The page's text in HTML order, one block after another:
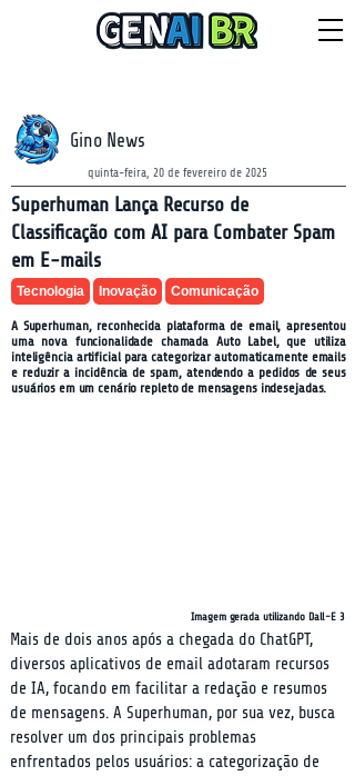
Gino News
quinta-feira, 20 de fevereiro de 2025
Superhuman Lança Recurso de
Classificação com AI para Combater Spam
em E-mails
Tecnologia Inovação Comunicação
A Superhuman, reconhecida plataforma de email, apresentou
uma nova funcionalidade chamada Auto Label, que utiliza
inteligência artificial para categorizar automaticamente emails
e reduzir a incidência de spam, atendendo a pedidos de seus
usuários em um cenário repleto de mensagens indesejadas.
Imagem gerada utilizando Dall-E 3
Mais de dois anos após a chegada do ChatGPT,
diversos aplicativos de email adotaram recursos
de IA, focando em facilitar a redação e resumos
de mensagens. A Superhuman, por sua vez, busca
resolver um dos principais problemas
enfrentados pelos usuários: a categorização de